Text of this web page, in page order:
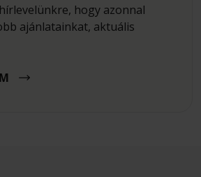
hogy azonnal
ajánlatainkat, aktuális